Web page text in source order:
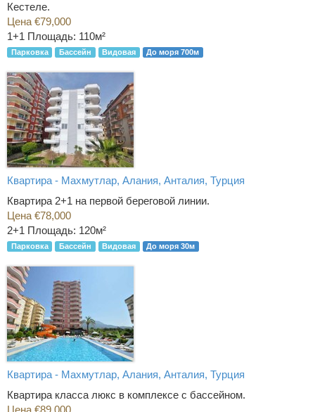
Кестеле.
Цена €79,000
1+1 Площадь: 110м²
Парковка Бассейн Видовая До моря 700м
Квартира - Махмутлар, Алания, Анталия, Турция
Квартира 2+1 на первой береговой линии.
Цена €78,000
2+1 Площадь: 120м²
Парковка Бассейн Видовая До моря 30м
Квартира - Махмутлар, Алания, Анталия, Турция
Квартира класса люкс в комплексе с бассейном.